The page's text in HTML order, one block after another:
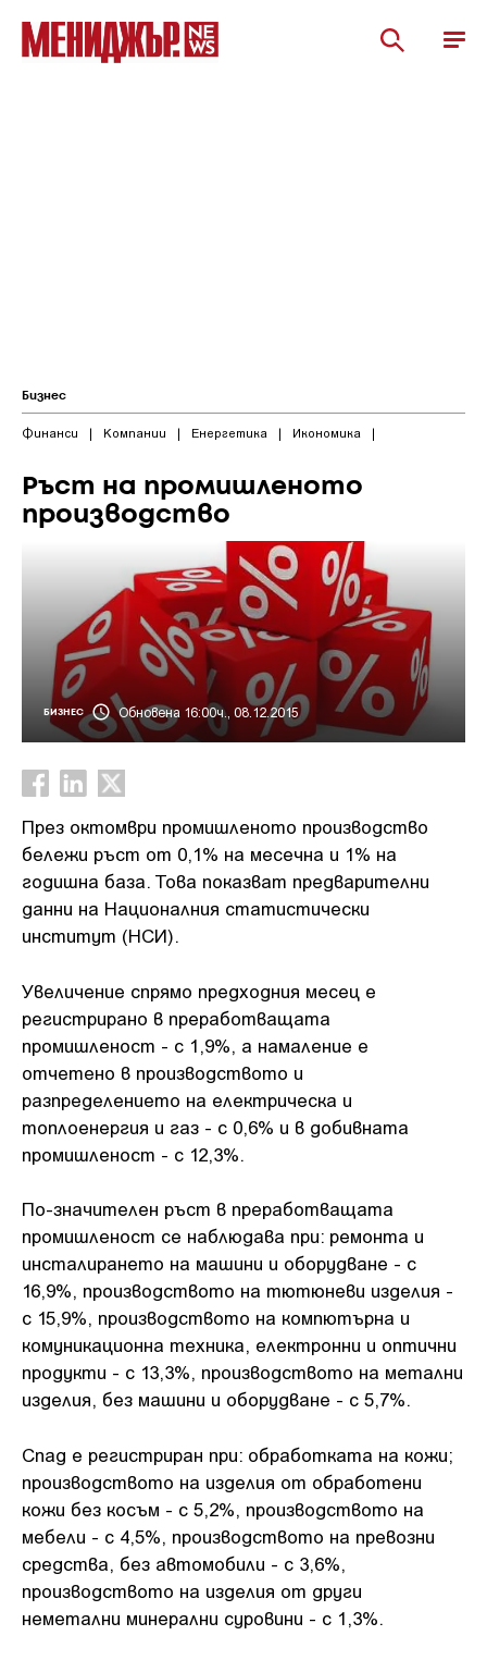
Бизнес
Финанси | Компании | Енергетика | Икономика |
Ръст на промишленото
производство
БИЗНЕС Обновена 16:00ч., 08.12.2015
През октомври промишленото производство
бележи ръст от 0,1% на месечна и 1% на
годишна база. Това показват предварителни
данни на Националния статистически
институт (НСИ).
Увеличение спрямо предходния месец е
регистрирано в преработващата
промишленост - с 1,9%, а намаление е
отчетено в производството и
разпределението на електрическа и
топлоенергия и газ - с 0,6% и в добивната
промишленост - с 12,3%.
По-значителен ръст в преработващата
промишленост се наблюдава при: ремонта и
инсталирането на машини и оборудване - с
16,9%, производството на тютюневи изделия -
с 15,9%, производството на компютърна и
комуникационна техника, електронни и оптични
продукти - с 13,3%, производството на метални
изделия, без машини и оборудване - с 5,7%.
Спад е регистриран при: обработката на кожи;
производството на изделия от обработени
кожи без косъм - с 5,2%, производството на
мебели - с 4,5%, производството на превозни
средства, без автомобили - с 3,6%,
производството на изделия от други
неметални минерални суровини - с 1,3%.